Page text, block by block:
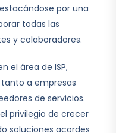
por una
todas las
y colaboradores.
el área de ISP,
a empresas
de servicios.
privilegio de crecer
soluciones acordes